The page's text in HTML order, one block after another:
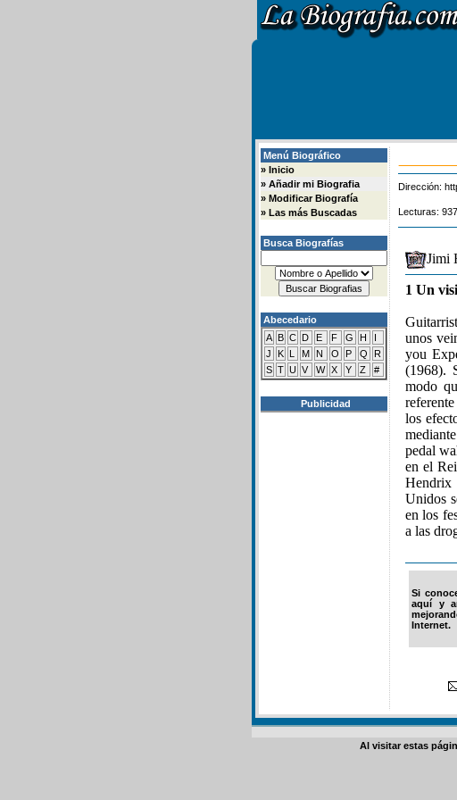
Menú Biográfico
» Inicio
» Añadir mi Biografia
» Modificar Biografía
» Las más Buscadas
Busca Biografías
Abecedario
A B C D E F G H
I
J
K L M N O P Q
R
S T U V W X Y Z #
Publicidad
Dirección:
Lecturas:
Jimi
1 Un
unos
you
(1968).
modo
los
pedal
en el
Hendrix
Unidos
en los
a las
Si
aquí y
Internet.
Al visitar estas